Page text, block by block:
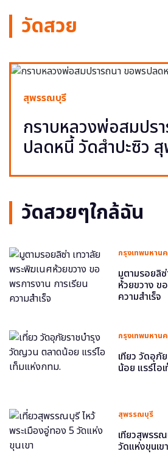
วัดสวย
สุพรรณบุรี
กราบหลวงพ่อสมปร
ปลดหนี้ วัดสำปะซิว
วัดสวยๆใกล้ฉัน
กรุงเทพมหาน
มูตามรอยลิซ่
ห้วยขวาง ข
ความสำเร็จ
กรุงเทพมหาน
เที่ยว วัดอุภั
น้อย แรร์ไอ
สุพรรณบุรี
เที่ยวสุพรร
วัดแห่งขุนเขา